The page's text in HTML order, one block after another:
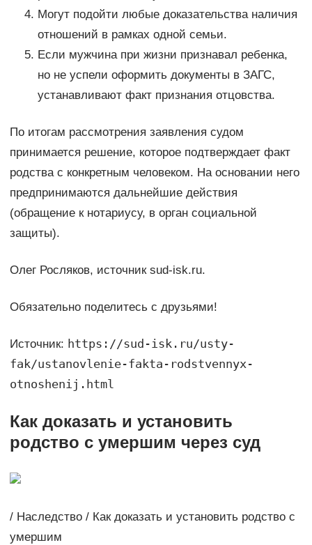
Могут подойти любые доказательства наличия
отношений в рамках одной семьи.
Если мужчина при жизни признавал ребенка,
но не успели оформить документы в ЗАГС,
устанавливают факт признания отцовства.
По итогам рассмотрения заявления судом
принимается решение, которое подтверждает факт
родства с конкретным человеком. На основании него
предпринимаются дальнейшие действия
(обращение к нотариусу, в орган социальной
защиты).
Олег Росляков, источник sud-isk.ru.
Обязательно поделитесь с друзьями!
Источник: https://sud-isk.ru/usty-
fak/ustanovlenie-fakta-rodstvennyx-
otnoshenij.html
Как доказать и установить
родство с умершим через суд
/ Наследство / Как доказать и установить родство с
умершим